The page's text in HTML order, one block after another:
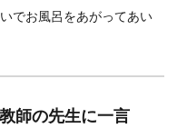
でお風呂をあがってあい
師の先生に一言